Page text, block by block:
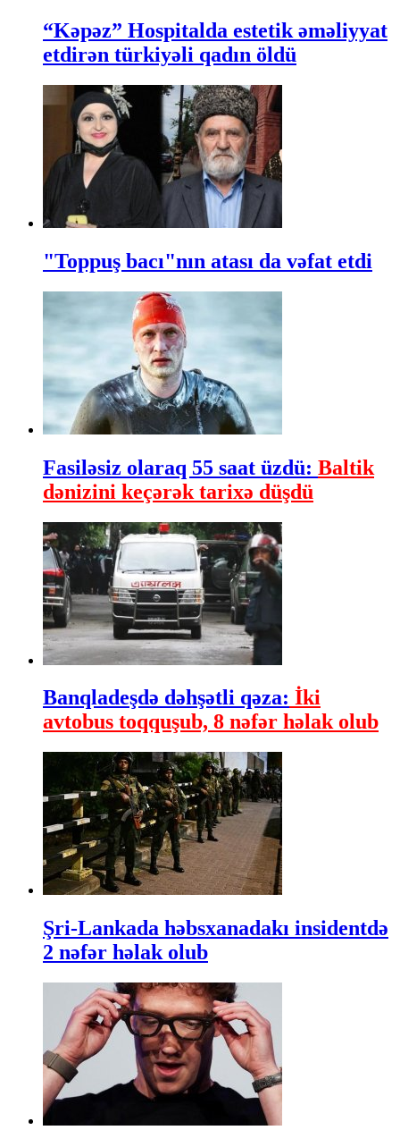
“Kəpəz” Hospitalda estetik əməliyyat
etdirən türkiyəli qadın öldü
"Toppuş bacı"nın atası da vəfat etdi
Fasiləsiz olaraq 55 saat üzdü: Baltik
dənizini keçərək tarixə düşdü
Banqladeşdə dəhşətli qəza: İki
avtobus toqquşub, 8 nəfər həlak olub
Şri-Lankada həbsxanadakı insidentdə
2 nəfər həlak olub